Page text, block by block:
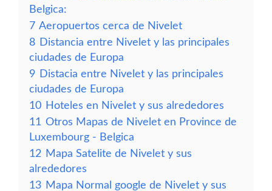
Belgica:
7 Aeropuertos cerca de Nivelet
8 Distancia entre Nivelet y las principales
ciudades de Europa
9 Distacia entre Nivelet y las principales
ciudades de Europa
10 Hoteles en Nivelet y sus alrededores
11 Otros Mapas de Nivelet en Province de
Luxembourg - Belgica
12 Mapa Satelite de Nivelet y sus
alrededores
13 Mapa Normal google de Nivelet y sus